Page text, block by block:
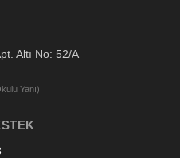
Altı No: 52/A
Yanı)